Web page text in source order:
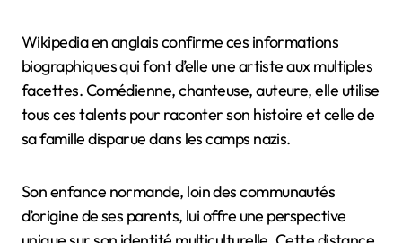
Wikipedia en anglais confirme ces informations
biographiques qui font d’elle une artiste aux multiples
facettes. Comédienne, chanteuse, auteure, elle utilise
tous ces talents pour raconter son histoire et celle de
sa famille disparue dans les camps nazis.
Son enfance normande, loin des communautés
d’origine de ses parents, lui offre une perspective